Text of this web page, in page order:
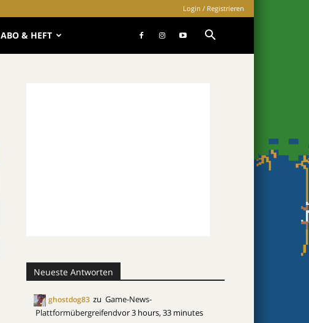
Login / Registrieren
ABO & HEFT
Neueste Antworten
ghostdog83 zu Game-News-
Plattformübergreifendvor 3 hours, 33 minutes